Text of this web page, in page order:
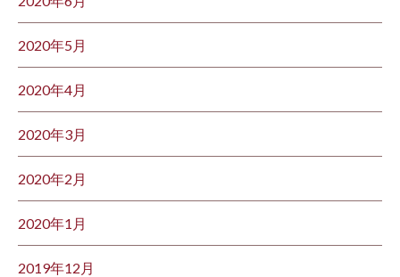
2020年5月
2020年4月
2020年3月
2020年2月
2020年1月
2019年12月